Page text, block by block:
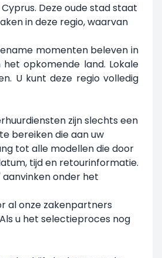
Deze oude stad staat
in deze regio, waarvan
momenten beleven in
opkomende land. Lokale
U kunt deze regio volledig
zijn slechts een
bereiken die aan uw
tot alle modellen die door
tijd en retourinformatie.
onder het
al onze zakenpartners
u het selectieproces nog